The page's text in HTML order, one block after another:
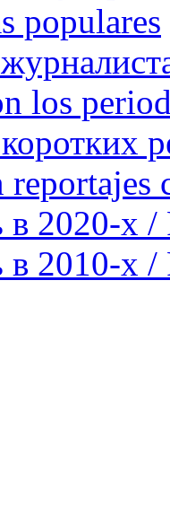
populares
los
reportajes
в 2020-х /
в 2010-х /